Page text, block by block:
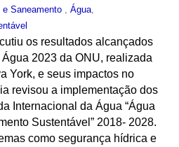
Saneamento
Água,
os resultados alcançados
2023 da ONU, realizada
York, e seus impactos no
revisou a implementação dos
Internacional da Água “Água
Sustentável” 2018- 2028.
como segurança hídrica e